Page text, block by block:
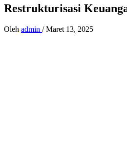
Restrukturisasi
Oleh admin /Maret 13, 2025